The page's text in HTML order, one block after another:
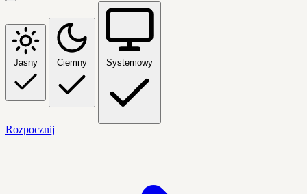
Jasny Ciemny Systemowy
Rozpocznij